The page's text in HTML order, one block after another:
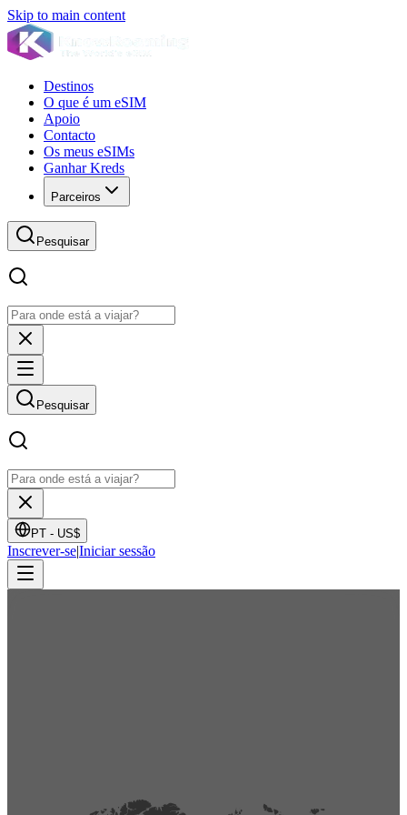
Skip to main content
Destinos
O que é um eSIM
Apoio
Contacto
Os meus eSIMs
Ganhar Kreds
Parceiros
Pesquisar
Pesquisar
PT - US$
Inscrever-se|Iniciar sessão